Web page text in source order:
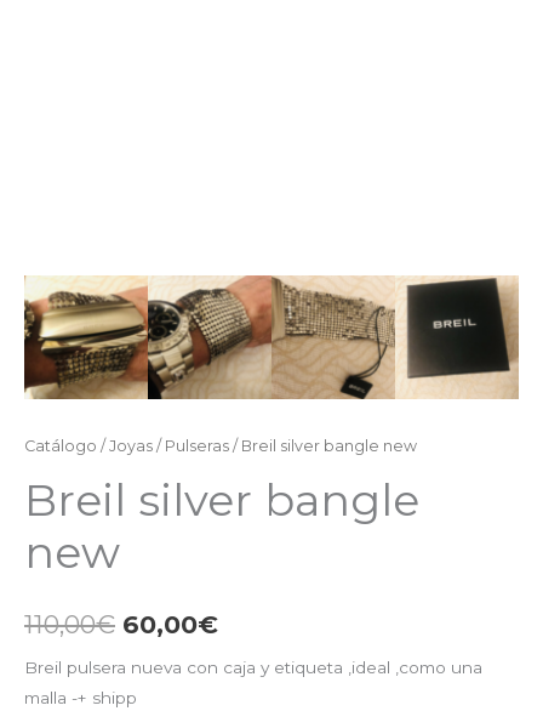
Catálogo / Joyas / Pulseras / Breil silver bangle new
Breil silver bangle
new
110,00€ 60,00€
Breil pulsera nueva con caja y etiqueta ,ideal ,como una
malla -+ shipp